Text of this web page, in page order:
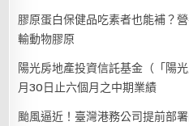
膠原蛋白保健品吃素者也能補？
輸動物膠原
陽光房地產投資信託基金（「陽
月30日止六個月之中期業績
颱風逼近！臺灣港務公司提前部